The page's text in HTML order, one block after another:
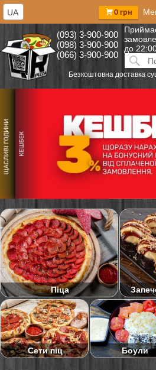
(093) 3-900-900
(098) 3-900-900
(066) 3-900-900
до
Искать:
0 грн
Безкоштовна доставка
UA
Піца
Сети піц Боули